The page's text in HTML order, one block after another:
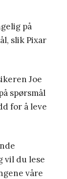
på
slik Pixar
Joe
spørsmål
for å leve
vil du lese
våre